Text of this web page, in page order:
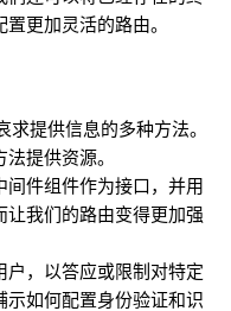
更加灵活的路由。
求提供信息的多种方法。
提供资源。
件组件作为接口，并用
我们的路由变得更加强
户，以答应或限制对特定
如何配置身份验证和识